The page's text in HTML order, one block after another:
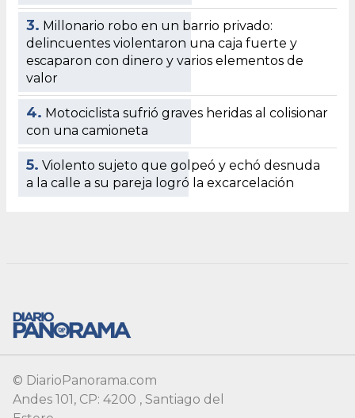
© DiarioPanorama.com
Andes 101, CP: 4200 , Santiago del